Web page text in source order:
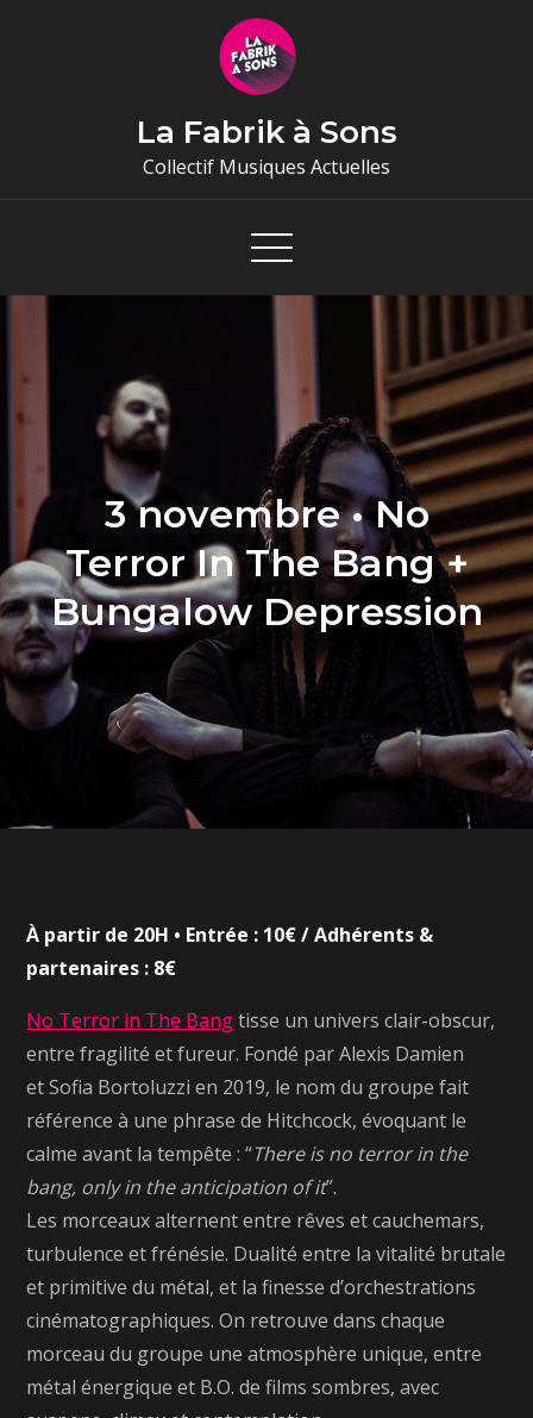
La Fabrik à Sons
Collectif Musiques Actuelles
3 novembre • No
Terror In The Bang +
Bungalow Depression
À partir de 20H • Entrée : 10€ / Adhérents &
partenaires : 8€
No Terror in The Bangtisse un univers clair-obscur,
entre fragilité et fureur. Fondé par Alexis Damien
et Sofia Bortoluzzi en 2019, le nom du groupe fait
référence à une phrase de Hitchcock, évoquant le
calme avant la tempête : “There is no terror in the
bang, only in the anticipation of it”.
Les morceaux alternent entre rêves et cauchemars,
turbulence et frénésie. Dualité entre la vitalité brutale
et primitive du métal, et la finesse d’orchestrations
cinématographiques. On retrouve dans chaque
morceau du groupe une atmosphère unique, entre
métal énergique et B.O. de films sombres, avec